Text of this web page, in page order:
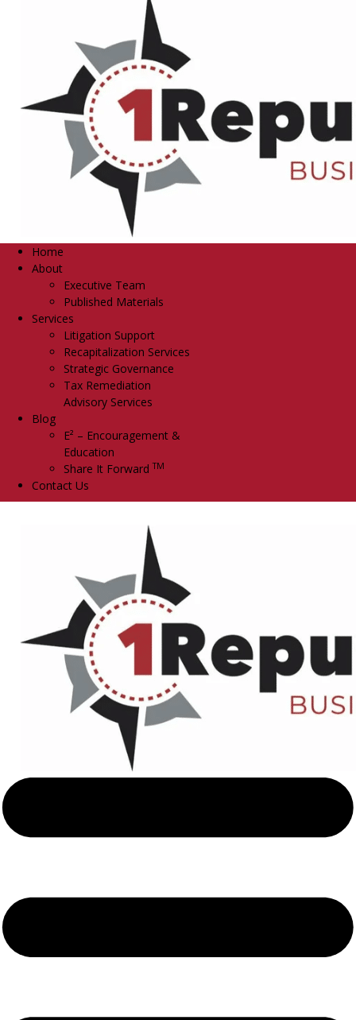
Home
About
Executive Team
Published Materials
Services
Litigation Support
Recapitalization Services
Strategic Governance
Tax Remediation
Advisory Services
Blog
E² – Encouragement &
Education
Share It ForwardTM
Contact Us